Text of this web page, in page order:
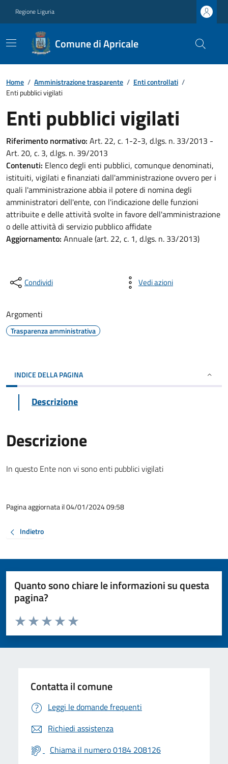
Regione Liguria
Comune di Apricale
Home / Amministrazione trasparente / Enti controllati /
Enti pubblici vigilati
Enti pubblici vigilati
Riferimento normativo: Art. 22, c. 1-2-3, d.lgs. n. 33/2013 -
Art. 20, c. 3, d.lgs. n. 39/2013
Contenuti: Elenco degli enti pubblici, comunque denominati,
istituiti, vigilati e finanziati dall'amministrazione ovvero per i
quali l'amministrazione abbia il potere di nomina degli
amministratori dell'ente, con l'indicazione delle funzioni
attribuite e delle attività svolte in favore dell'amministrazione
o delle attività di servizio pubblico affidate
Aggiornamento: Annuale (art. 22, c. 1, d.lgs. n. 33/2013)
Condividi Vedi azioni
Argomenti
Trasparenza amministrativa
INDICE DELLA PAGINA
Descrizione
Descrizione
In questo Ente non vi sono enti pubblici vigilati
Pagina aggiornata il 04/01/2024 09:58
Indietro
Quanto sono chiare le informazioni su questa
pagina?
Valuta da 1 a 5 stelle la pagina
Valuta 5 stelle su 5
Valuta 4 stelle su 5
Valuta 3 stelle su 5
Valuta 2 stelle su 5
Valuta 1 stelle su 5
Contatta il comune
Leggi le domande frequenti
Richiedi assistenza
Chiama il numero 0184 208126